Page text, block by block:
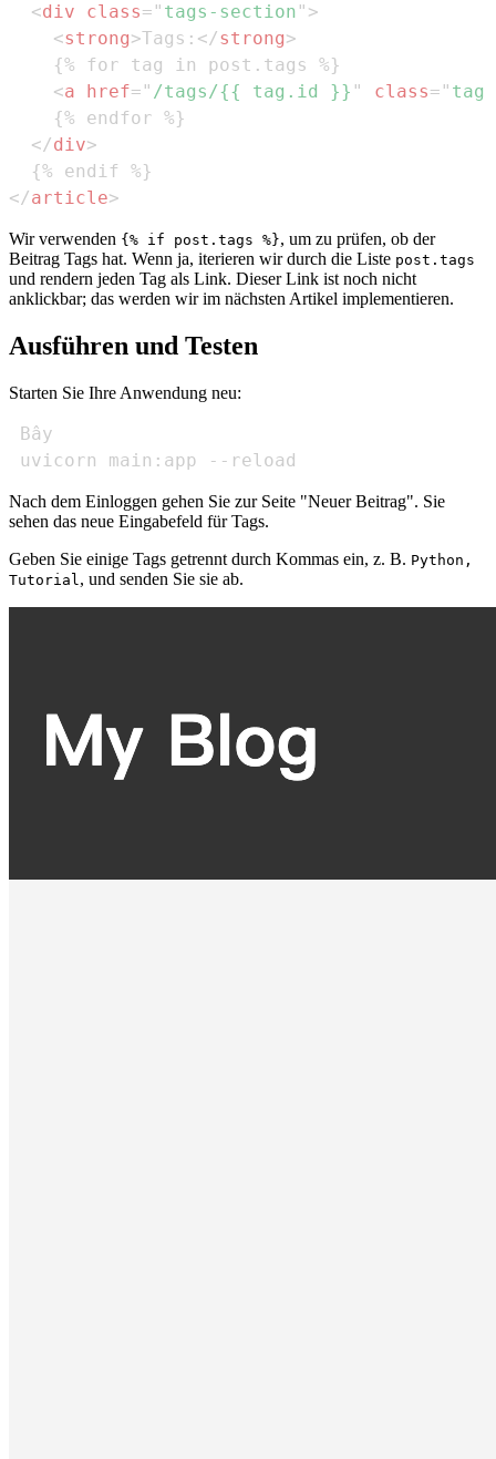
<div class= " tags-section " >
<strong>Tags: </strong>
<a href= " /tags/{{ tag.id }} " class= "
</div>
</article>
Wir verwenden {% if post.tags %}, um zu prüfen, ob der
Beitrag Tags hat. Wenn ja, iterieren wir durch die Liste post.tags
und rendern jeden Tag als Link. Dieser Link ist noch nicht
anklickbar; das werden wir im nächsten Artikel implementieren.
Ausführen und Testen
Starten Sie Ihre Anwendung neu:
uvicorn main:app --reload
Nach dem Einloggen gehen Sie zur Seite "Neuer Beitrag". Sie
sehen das neue Eingabefeld für Tags.
Geben Sie einige Tags getrennt durch Kommas ein, z. B. Python,
Tutorial, und senden Sie sie ab.